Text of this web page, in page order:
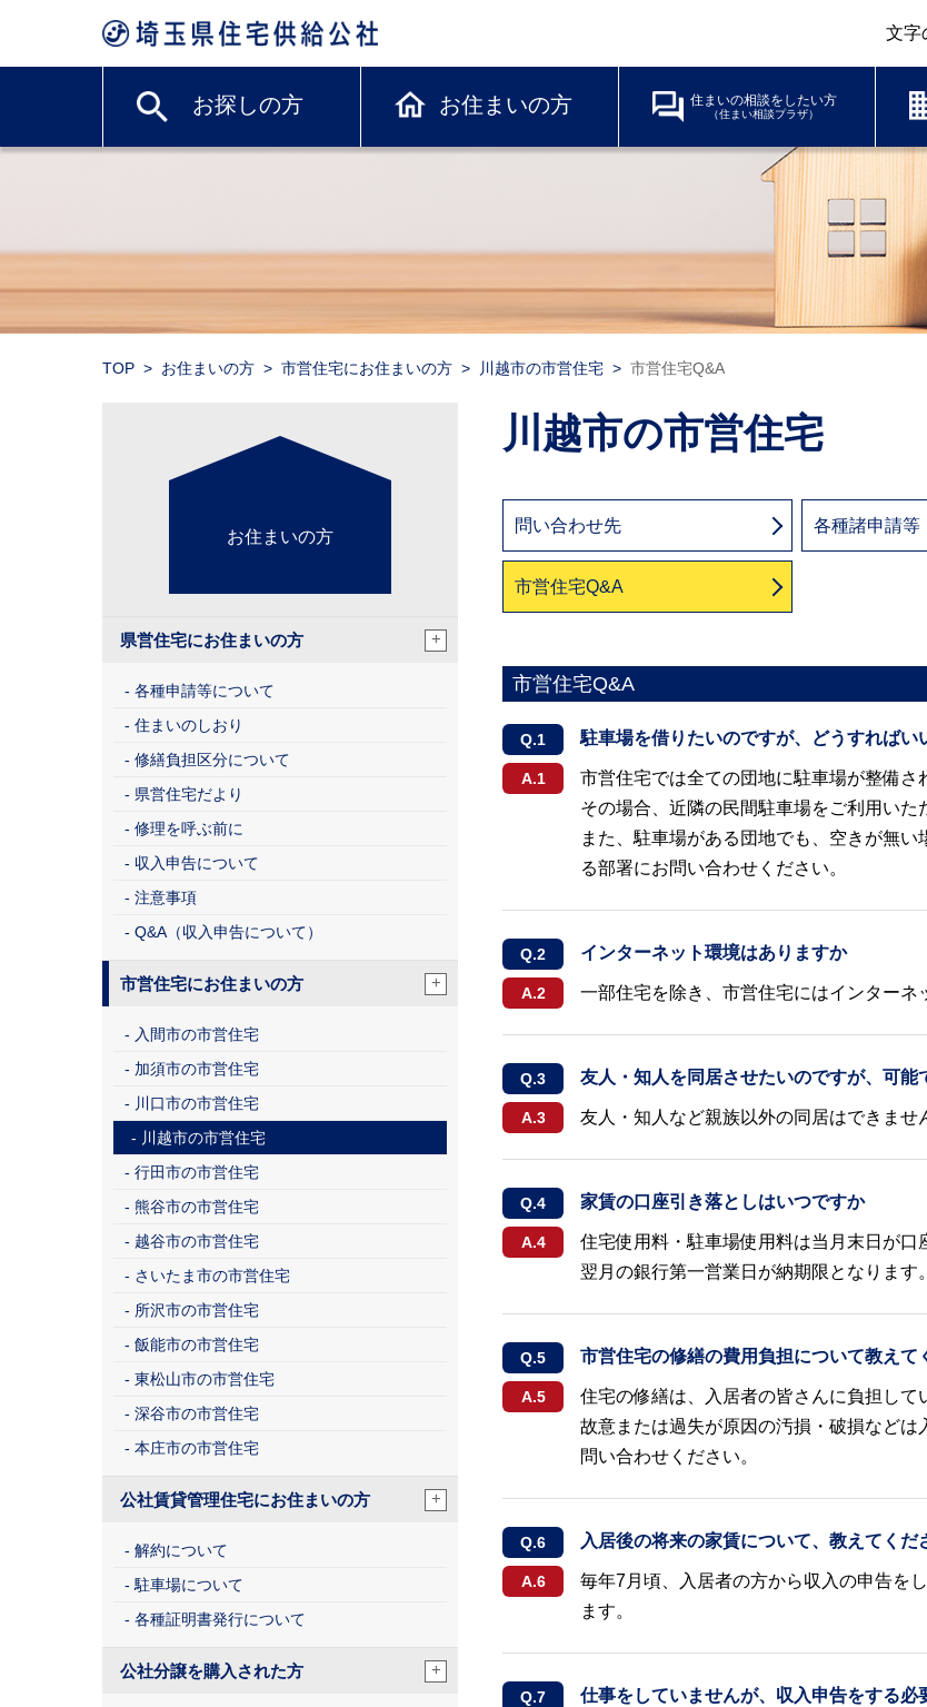
文字
お探しの方 お住まいの方 住まいの相談をしたい方
（住まい相談プラザ）
TOP お住まいの方 市営住宅にお住まいの方 川越市の市営住宅 市営住宅Q&A
お住まいの方
県営住宅にお住まいの方 +
各種申請等について
住まいのしおり
修繕負担区分について
県営住宅だより
修理を呼ぶ前に
収入申告について
注意事項
Q&A（収入申告について）
市営住宅にお住まいの方 +
入間市の市営住宅
加須市の市営住宅
川口市の市営住宅
川越市の市営住宅
行田市の市営住宅
熊谷市の市営住宅
越谷市の市営住宅
さいたま市の市営住宅
所沢市の市営住宅
飯能市の市営住宅
東松山市の市営住宅
深谷市の市営住宅
本庄市の市営住宅
公社賃貸管理住宅にお住まいの方 +
解約について
駐車場について
各種証明書発行について
公社分譲を購入された方 +
川越市の市営住宅
問い合わせ先 各種諸申請等
市営住宅Q&A
市営住宅Q&A
駐車場を借りたいのですが、どうすればい
市営住宅では全ての団地に駐車場が整備さ
その場合、近隣の民間駐車場をご利用いた
また、駐車場がある団地でも、空きが無
る部署にお問い合わせください。
インターネット環境はありますか
一部住宅を除き、市営住宅にはインターネ
友人・知人を同居させたいのですが、可能
友人・知人など親族以外の同居はできませ
家賃の口座引き落としはいつですか
住宅使用料・駐車場使用料は当月末日が口
翌月の銀行第一営業日が納期限となります。
市営住宅の修繕の費用負担について教えて
住宅の修繕は、入居者の皆さんに負担し
故意または過失が原因の汚損・破損など
問い合わせください。
入居後の将来の家賃について、教えてくだ
毎年7月頃、入居者の方から収入の申告を
ます。
仕事をしていませんが、収入申告をする必